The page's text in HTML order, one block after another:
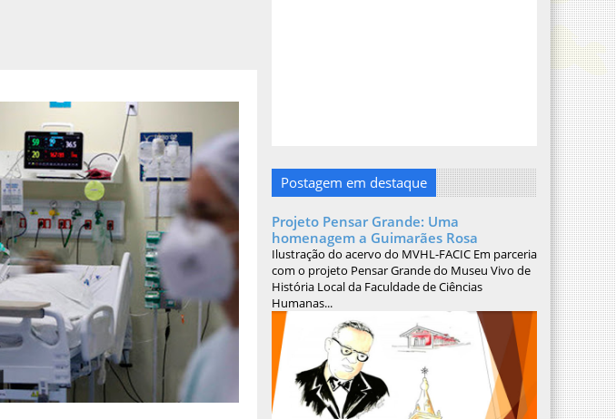
Postagem em destaque
Projeto Pensar Grande: Uma
homenagem a Guimarães Rosa
Ilustração do acervo do MVHL-FACIC Em parceria
com o projeto Pensar Grande do Museu Vivo de
História Local da Faculdade de Ciências
Humanas...